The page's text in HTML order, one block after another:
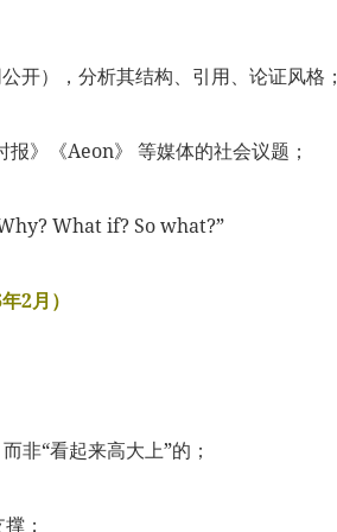
开），分析其结构、引用、论证风格；
》《Aeon》 等媒体的社会议题；
What if? So what?”
2月）
非“看起来高大上”的；
；